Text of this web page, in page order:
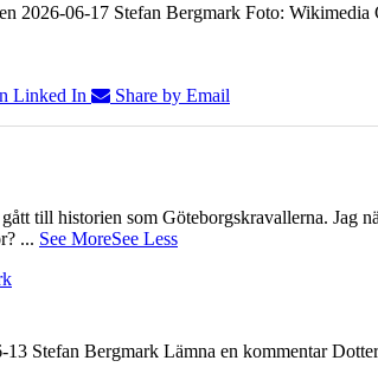
2026-06-17 Stefan Bergmark Foto:
Linked In Share by Email
till historien som Göteborgskravallerna. Jag
... See MoreSee Less
Stefan Bergmark Lämna en kommentar